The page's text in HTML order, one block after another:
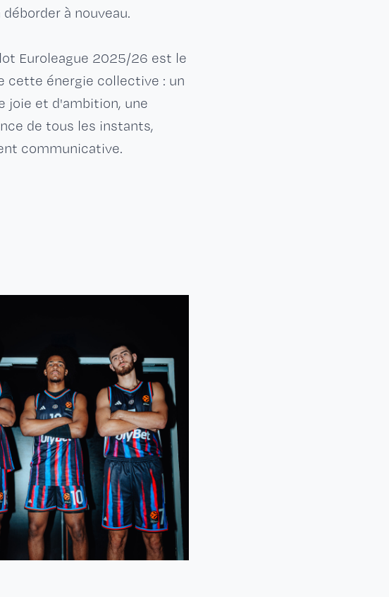
à nouveau.
Euroleague 2025/26 est le
cette énergie collective : un
joie et d'ambition, une
de tous les instants,
communicative.